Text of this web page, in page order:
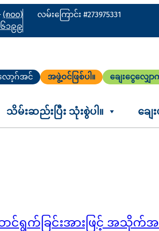
(၈၀၀)
၆၁၉၉
လမ်းကြောင်း #273975331
ော့ဂ်အင် အဖွဲ့ဝင်ဖြစ်ပါ။ ချေးငွေလျှော
သိမ်းဆည်းပြီး သုံးစွဲပါ။ ချေး
ဆောင်ရွက်ခြင်းအားဖြင့် အသို